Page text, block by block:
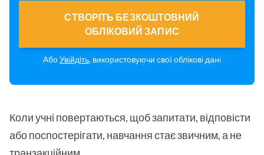
СТВОРІТЬ БЕЗКОШТОВНИЙ
ОБЛІКОВИЙ ЗАПИС
АбоУвійдіть, використовуючи свої облікові дані
Коли учні повертаються, щоб запитати, відповісти
або поспостерігати, навчання стає звичним, а не